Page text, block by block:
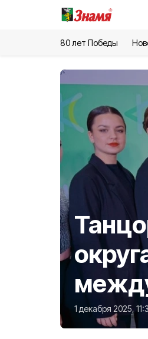
80 лет Победы
1 декабря 2025,